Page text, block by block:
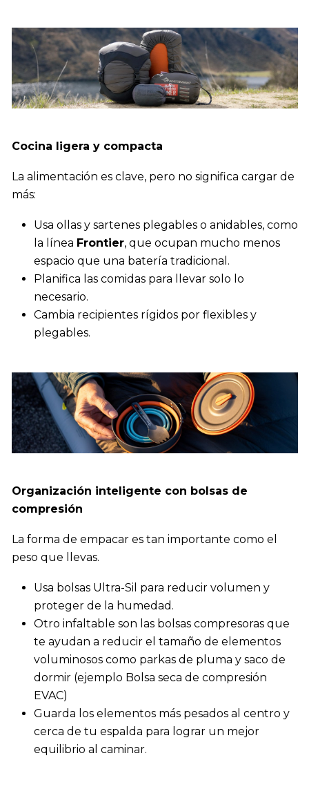
Cocina ligera y compacta
La alimentación es clave, pero no significa cargar de
más:
Usa ollas y sartenes plegables o anidables, como
la línea Frontier, que ocupan mucho menos
espacio que una batería tradicional.
Planifica las comidas para llevar solo lo
necesario.
Cambia recipientes rígidos por flexibles y
plegables.
Organización inteligente con bolsas de
compresión
La forma de empacar es tan importante como el
peso que llevas.
Usa bolsas Ultra-Sil para reducir volumen y
proteger de la humedad.
Otro infaltable son las bolsas compresoras que
te ayudan a reducir el tamaño de elementos
voluminosos como parkas de pluma y saco de
dormir (ejemplo Bolsa seca de compresión
EVAC)
Guarda los elementos más pesados al centro y
cerca de tu espalda para lograr un mejor
equilibrio al caminar.